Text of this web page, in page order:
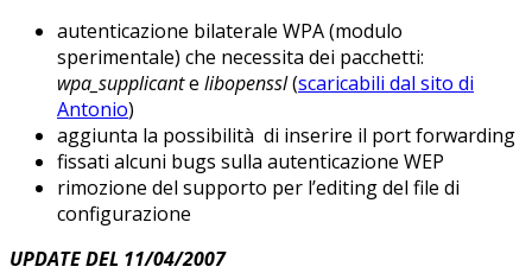
autenticazione bilaterale WPA (modulo
sperimentale) che necessita dei pacchetti:
wpa_supplicante libopenssl(scaricabili dal sito di
Antonio)
aggiunta la possibilità di inserire il port forwarding
fissati alcuni bugs sulla autenticazione WEP
rimozione del supporto per l’editing del file di
configurazione
UPDATE DEL 11/04/2007